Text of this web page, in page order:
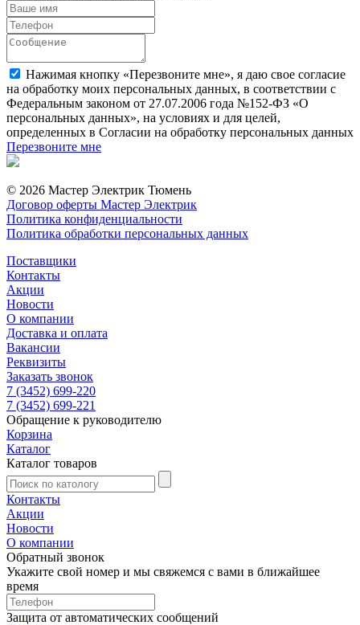
Нажимая кнопку «Перезвоните мне», я даю свое согласие
на обработку моих персональных данных, в соответствии с
Федеральным законом от 27.07.2006 года №152-ФЗ «О
персональных данных», на условиях и для целей,
определенных в Согласии на обработку персональных данных
Перезвоните мне
© 2026 Мастер Электрик Тюмень
Договор оферты Мастер Электрик
Политика конфиденциальности
Политика обработки персональных данных
Поставщики
Контакты
Акции
Новости
О компании
Доставка и оплата
Вакансии
Реквизиты
Заказать звонок
7 (3452) 699-220
7 (3452) 699-221
Обращение к руководителю
Корзина
Каталог
Каталог товаров
Контакты
Акции
Новости
О компании
Обратный звонок
Укажите свой номер и мы свяжемся с вами в ближайшее
время
Защита от автоматических сообщений